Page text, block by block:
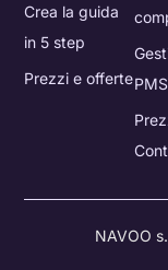
Crea la guida
in 5 step
Prezzi e offertePMS
NAVOO